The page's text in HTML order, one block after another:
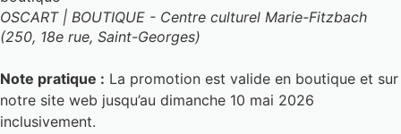
OSCART | BOUTIQUE - Centre culturel Marie-Fitzbach
(250, 18e rue, Saint-Georges)
Note pratique : La promotion est valide en boutique et sur
notre site web jusqu’au dimanche 10 mai 2026
inclusivement.